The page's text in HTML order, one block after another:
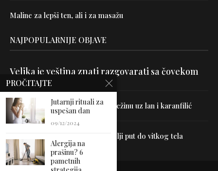
Maline za lepši ten, ali i za masažu
NAJPOPULARNIJE OBJAVE
Velika je veština znati razgovarati sa čovekom
Uništite parazite i normalizujte težinu uz lan i karanfilić
Dr Hajder: Akupunktura je najbolji put do vitkog tela
PROČITAJTE
Jutarnji rituali za
uspešan dan
09/12/2024
Alergija na
prašinu? 6
pametnih